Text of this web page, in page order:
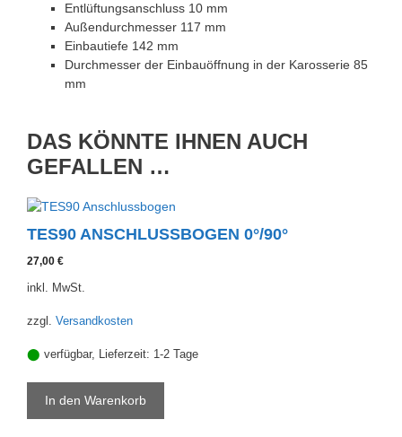
Entlüftungsanschluss 10 mm
Außendurchmesser 117 mm
Einbautiefe 142 mm
Durchmesser der Einbauöffnung in der Karosserie 85
mm
DAS KÖNNTE IHNEN AUCH
GEFALLEN …
TES90 ANSCHLUSSBOGEN 0°/90°
27,00 €
inkl. MwSt.
zzgl. Versandkosten
⬤ verfügbar, Lieferzeit: 1-2 Tage
In den Warenkorb